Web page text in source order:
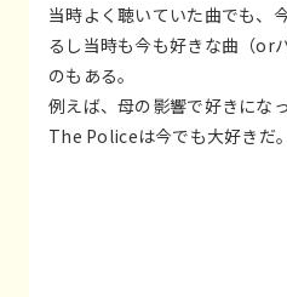
当時よく聴いていた曲でも、
るし当時も今も好きな曲（or
のもある。
例えば、母の影響で好きに
The Policeは今でも大好きだ。